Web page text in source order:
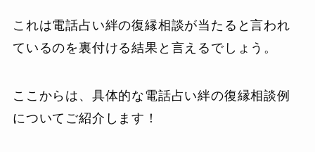
これは電話占い絆の復縁相談が当たると言われ
ているのを裏付ける結果と言えるでしょう。
ここからは、具体的な電話占い絆の復縁相談例
についてご紹介します！